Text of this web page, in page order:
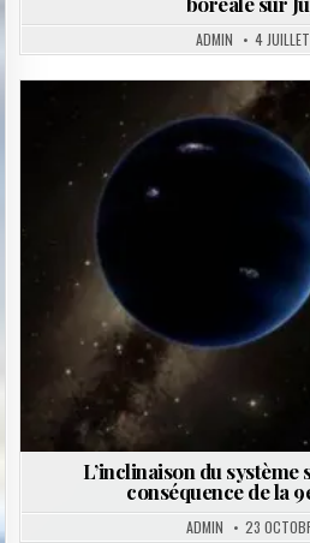
ADMIN 4
Posted
L’inclinaison du système
conséquence de la
ADMIN 23